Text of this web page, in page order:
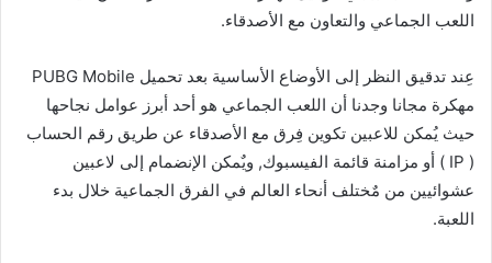
اللعب الجماعي والتعاون مع الأصدقاء.
عِند تدقيق النظر إلى الأوضاع الأساسية بعد تحميل PUBG Mobile
مهكرة مجانا وجدنا أن اللعب الجماعي هو أحد أبرز عوامل نجاحها
حيث يُمكن للاعبين تكوين فِرق مع الأصدقاء عن طريق رقم الحساب
( IP ) أو مزامنة قائمة الفيسبوك, ويٌمكن الإنضمام إلى لاعبين
عشوائيين من مٌختلف أنحاء العالم في الفرق الجماعية خلال بدء
اللعبة.